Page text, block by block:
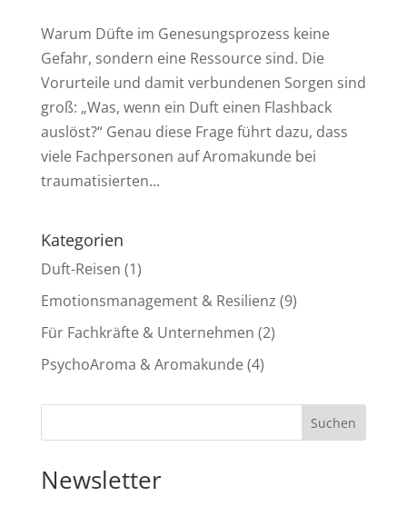
Warum Düfte im Genesungsprozess keine
Gefahr, sondern eine Ressource sind. Die
Vorurteile und damit verbundenen Sorgen sind
groß: „Was, wenn ein Duft einen Flashback
auslöst?“ Genau diese Frage führt dazu, dass
viele Fachpersonen auf Aromakunde bei
traumatisierten...
Kategorien
Duft-Reisen (1)
Emotionsmanagement & Resilienz (9)
Für Fachkräfte & Unternehmen (2)
PsychoAroma & Aromakunde(4)
Newsletter